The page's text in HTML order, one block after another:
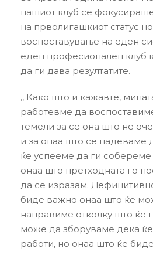
нашиот клуб се
на прволигашкиот статус
воспоставување на еден
еден професионален клуб
да ги дава резултатите.
,, Како што и кажавте,
работевме да
темели за се она што не
и за онаа што се надеваме
ќе успееме да ги
онаа што претходната го
да се изразам.
биде важно онаа што ќе
направиме отколку што ќе
може да зборуваме дека
работи, но онаа што ќе